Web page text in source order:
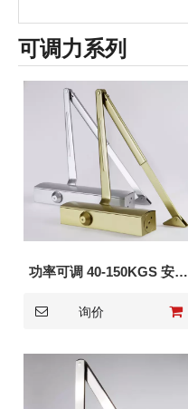
可调力系列
功率可调 40-150KGS 安全
询价